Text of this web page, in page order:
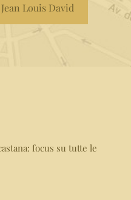
Louis David
focus su tutte le